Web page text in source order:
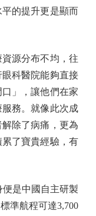
的提升更是顯而
源分布不均，往
科醫院能夠直接
」，讓他們在家
務。就像此次成
除了病痛，更為
了寶貴經驗，有
是中國自主研製
準航程可達3,700